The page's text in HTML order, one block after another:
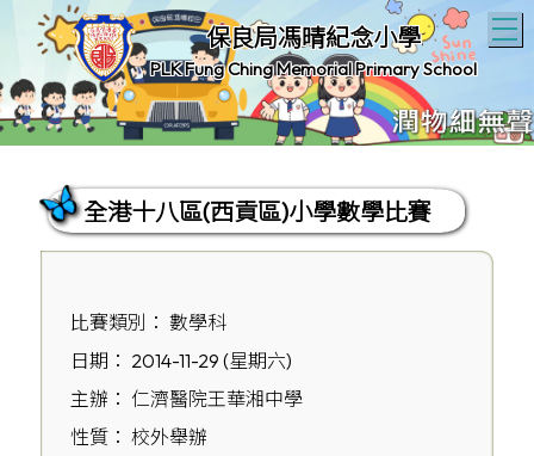
保良局馮晴紀念小學
PLK Fung Ching Memorial Primary School
全港十八區(西貢區)小學數學比賽
比賽類別： 數學科
日期： 2014-11-29 (星期六)
主辦： 仁濟醫院王華湘中學
性質： 校外舉辦